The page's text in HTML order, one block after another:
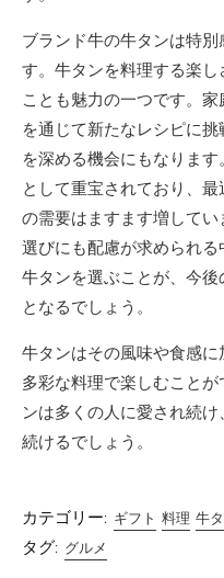
ブランド牛の牛タンは特
す。牛タンを料理する楽
ことも魅力の一つです。
を通じて新たなレシピに
を深める機会にもなりま
として重宝されており、
の需要はますます増して
選びにも配慮が求められ
牛タンを選ぶことが、今
となるでしょう。
牛タンはその風味や食感に
多彩な料理で楽しむこと
ンは多くの人に愛され続
続けるでしょう。
カテゴリー: ギフト 料理 牛
タグ: グルメ